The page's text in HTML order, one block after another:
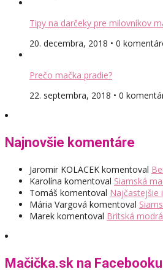
Tipy na darčeky pre milovníkov
20. decembra, 2018 • 0
Prečo mačka pradie?
22. septembra, 2018 • 0
Najnovšie komentáre
Jaromir KOLACEK komentoval
Karolína komentoval Siamská
Tomáš komentoval Najčastejšie
Mária Vargová komentoval
Marek komentoval Britská
Mačička.sk na Facebooku